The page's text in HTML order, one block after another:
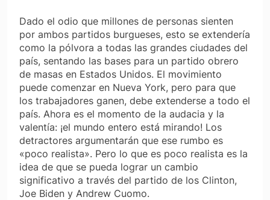
Dado el odio que millones de personas sienten
por ambos partidos burgueses, esto se extendería
como la pólvora a todas las grandes ciudades del
país, sentando las bases para un partido obrero
de masas en Estados Unidos. El movimiento
puede comenzar en Nueva York, pero para que
los trabajadores ganen, debe extenderse a todo el
país. Ahora es el momento de la audacia y la
valentía: ¡el mundo entero está mirando! Los
detractores argumentarán que ese rumbo es
«poco realista». Pero lo que es poco realista es la
idea de que se pueda lograr un cambio
significativo a través del partido de los Clinton,
Joe Biden y Andrew Cuomo.